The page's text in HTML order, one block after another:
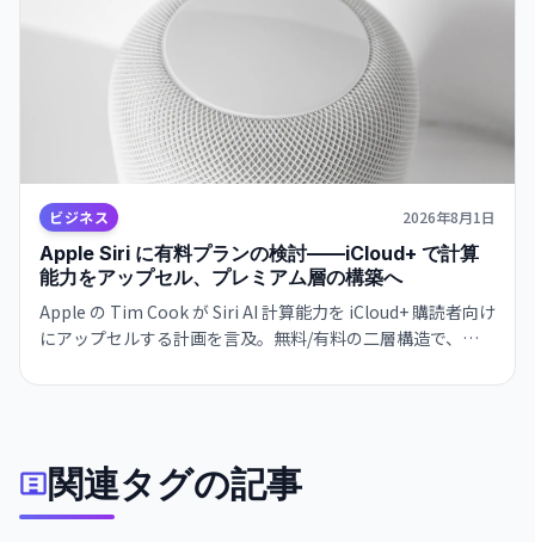
ビジネス 2026年8月1日
Apple Siri に有料プランの検討——iCloud+ で計算
能力をアップセル、プレミアム層の構築へ
Apple の Tim Cook が Siri AI 計算能力を iCloud+ 購読者向け
にアップセルする計画を言及。無料/有料の二層構造で、
験中、2026年秋展開予定。
関連タグの記事